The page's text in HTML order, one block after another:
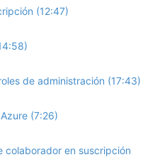
(12:47)
de administración (17:43)
(7:26)
colaborador en suscripción